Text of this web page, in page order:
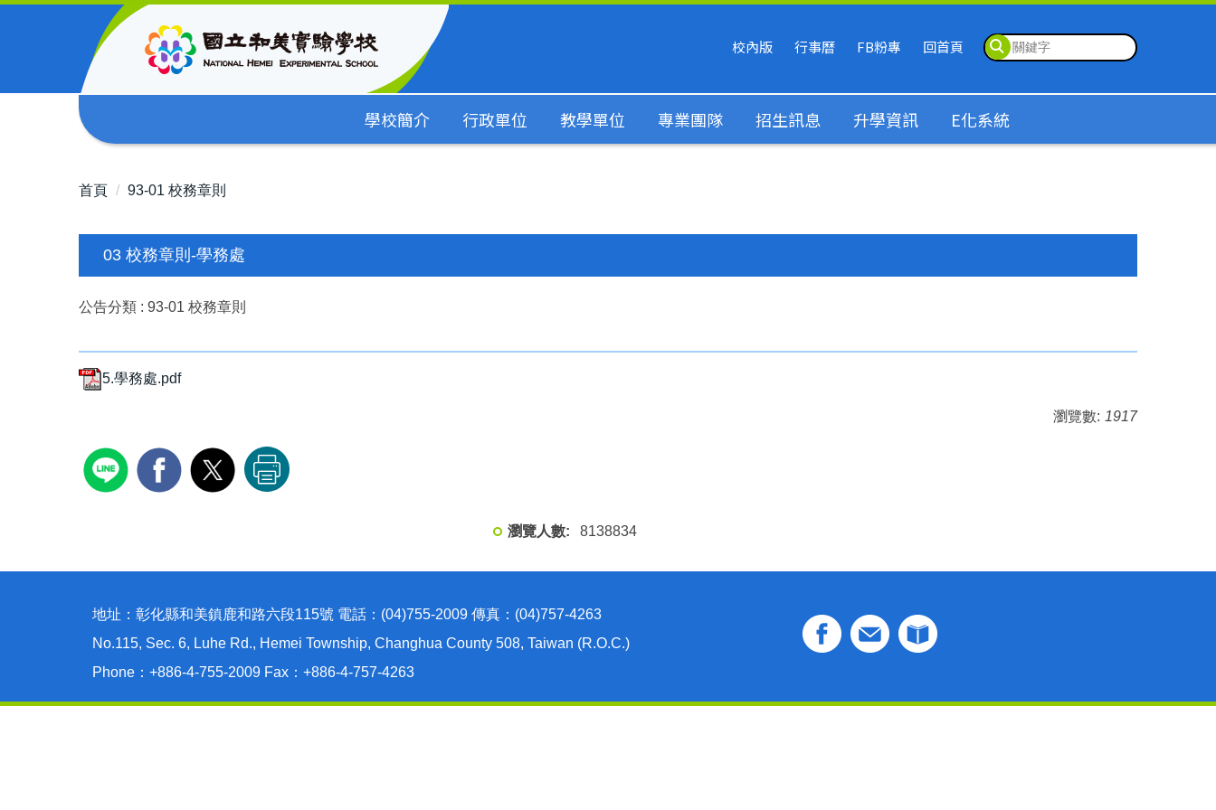
校內版 行事曆 FB粉專 回首頁
學校簡介 行政單位 教學單位 專業團隊 招生訊息 升學資訊 E化系統
首頁 93-01 校務章則
03 校務章則-學務處
公告分類 : 93-01 校務章則
5.學務處.pdf
瀏覽數: 1917
8138834
地址：彰化縣和美鎮鹿和路六段115號 電話：(04)755-2009 傳真：(04)757-4263
No.115, Sec. 6, Luhe Rd., Hemei Township, Changhua County 508, Taiwan (R.O.C.)
Phone：+886-4-755-2009 Fax：+886-4-757-4263